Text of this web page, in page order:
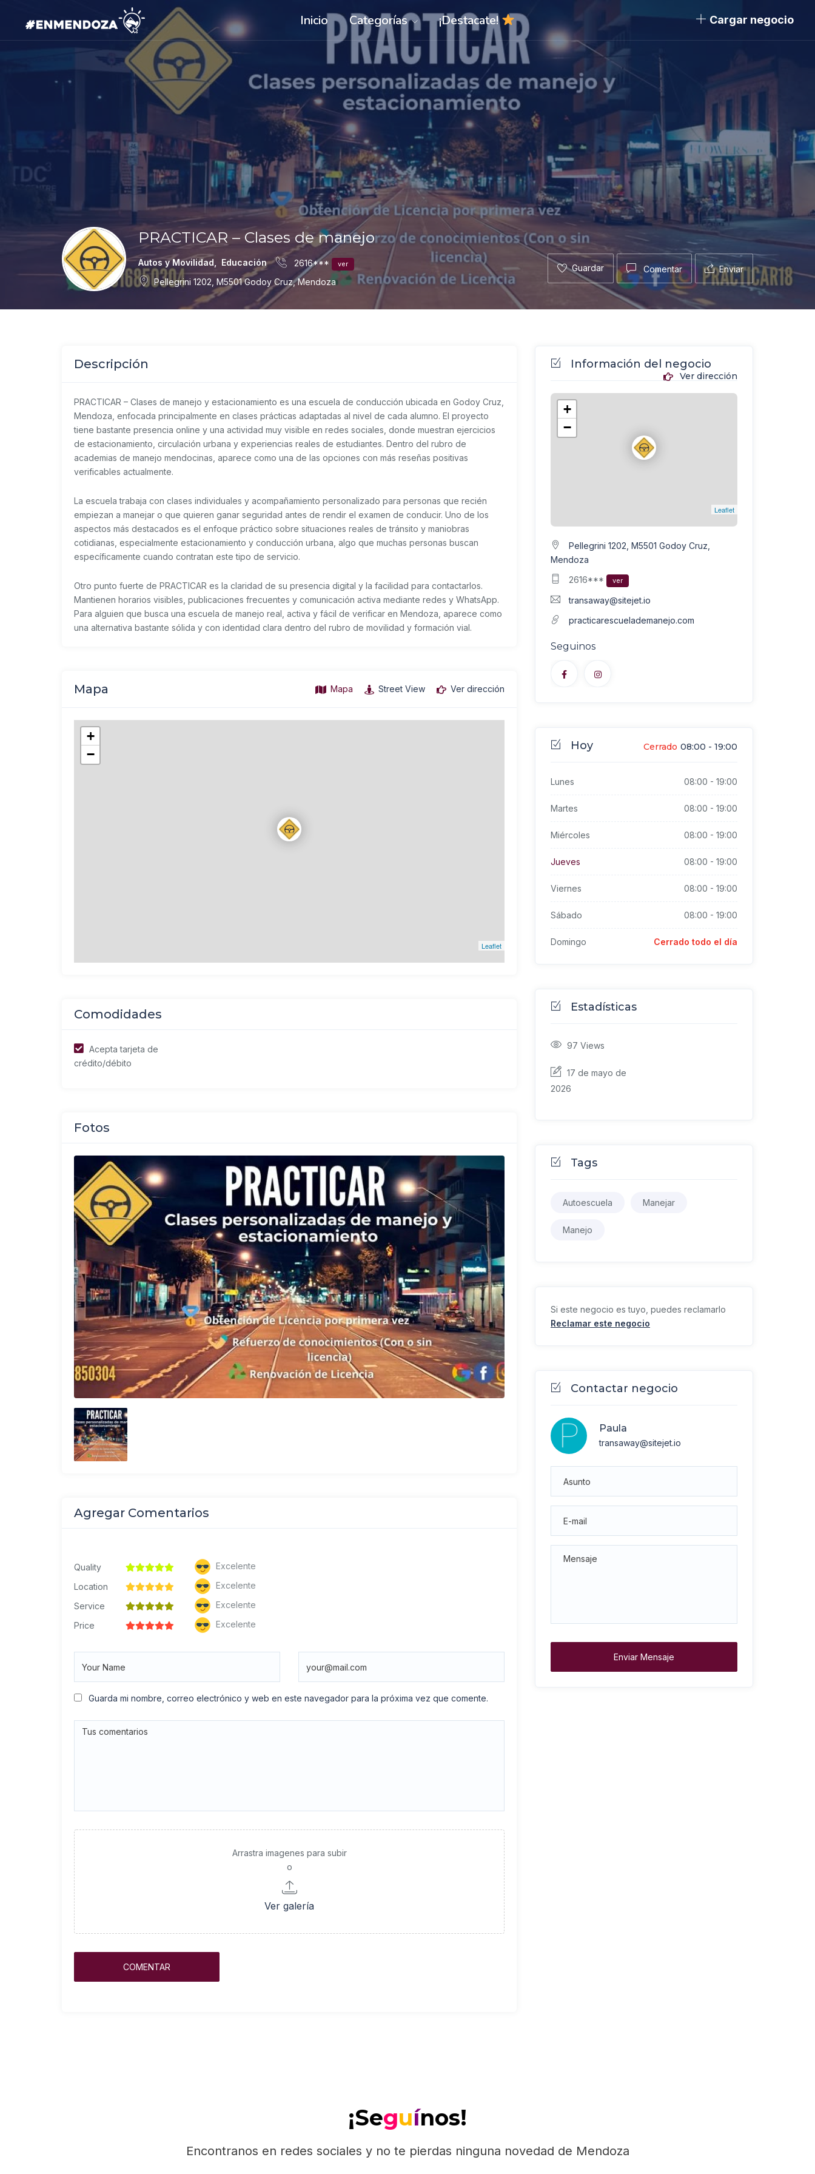
Inicio Categorías ¡Destacate! Cargar negocio
PRACTICAR – Clases de manejo
Autos y Movilidad Educación 2616*** ver
Pellegrini 1202, M5501 Godoy Cruz, Mendoza
Guardar Comentar Enviar
Descripción
PRACTICAR – Clases de manejo y estacionamiento es una escuela de conducción ubicada en Godoy Cruz,
Mendoza, enfocada principalmente en clases prácticas adaptadas al nivel de cada alumno. El proyecto
tiene bastante presencia online y una actividad muy visible en redes sociales, donde muestran ejercicios
de estacionamiento, circulación urbana y experiencias reales de estudiantes. Dentro del rubro de
academias de manejo mendocinas, aparece como una de las opciones con más reseñas positivas
verificables actualmente.
La escuela trabaja con clases individuales y acompañamiento personalizado para personas que recién
empiezan a manejar o que quieren ganar seguridad antes de rendir el examen de conducir. Uno de los
aspectos más destacados es el enfoque práctico sobre situaciones reales de tránsito y maniobras
cotidianas, especialmente estacionamiento y conducción urbana, algo que muchas personas buscan
específicamente cuando contratan este tipo de servicio.
Otro punto fuerte de PRACTICAR es la claridad de su presencia digital y la facilidad para contactarlos.
Mantienen horarios visibles, publicaciones frecuentes y comunicación activa mediante redes y WhatsApp.
Para alguien que busca una escuela de manejo real, activa y fácil de verificar en Mendoza, aparece como
una alternativa bastante sólida y con identidad clara dentro del rubro de movilidad y formación vial.
Mapa Mapa Street View Ver dirección
+
−
Leaflet
Comodidades
Acepta tarjeta de
crédito/débito
Fotos
Agregar Comentarios
Quality
Excelente
Location
Excelente
Service
Excelente
Price
Excelente
Guarda mi nombre, correo electrónico y web en este navegador para la próxima vez que comente.
Arrastra imagenes para subir
o
Ver galería
Información del negocio
Ver dirección
+
−
Leaflet
Pellegrini 1202, M5501 Godoy Cruz,
Mendoza
2616***
ver
transaway@sitejet.io
practicarescuelademanejo.com
Seguinos
Hoy Cerrado 08:00 - 19:00
Lunes 08:00 - 19:00
Martes 08:00 - 19:00
Miércoles 08:00 - 19:00
Jueves 08:00 - 19:00
Viernes 08:00 - 19:00
Sábado 08:00 - 19:00
Domingo Cerrado todo el día
Estadísticas
97 Views
17 de mayo de
2026
Tags
Autoescuela Manejar
Manejo
Si este negocio es tuyo, puedes reclamarlo
Reclamar este negocio
Contactar negocio
Paula
transaway@sitejet.io
Enviar Mensaje
¡Seguínos!
Encontranos en redes sociales y no te pierdas ninguna novedad de Mendoza